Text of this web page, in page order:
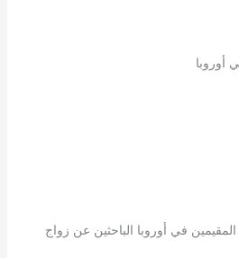
أوروبا
في أوروبا الباحثين عن زواج